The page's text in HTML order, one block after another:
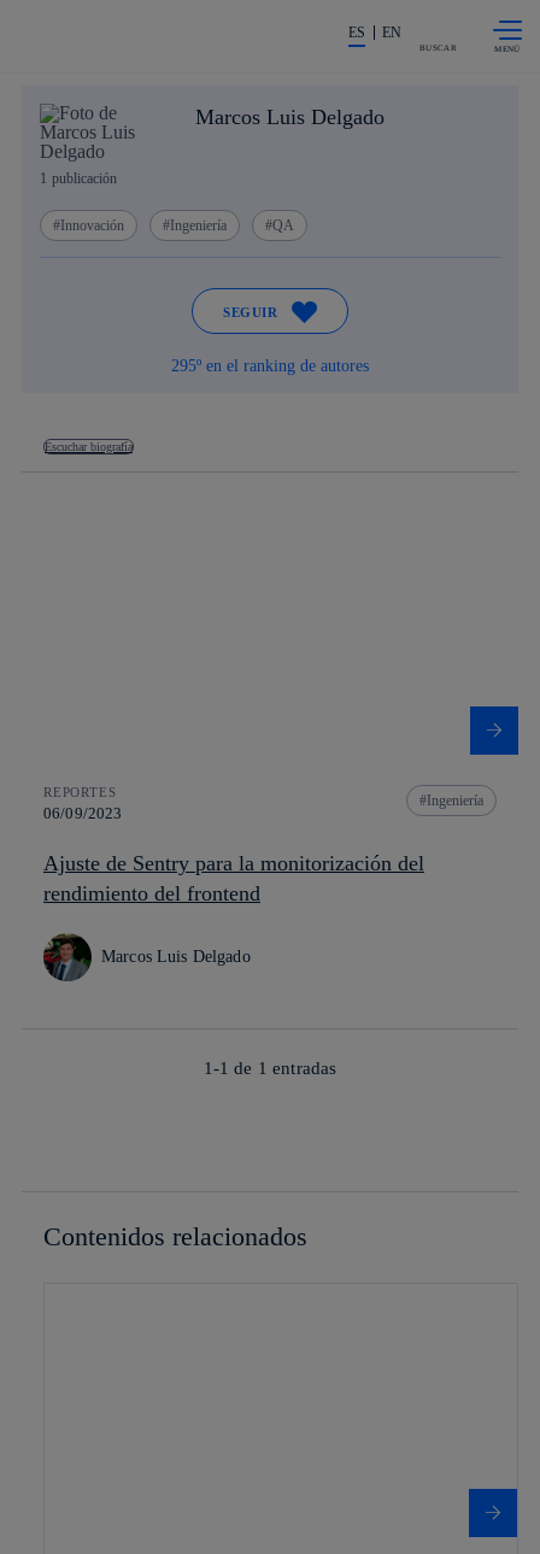
La acción en accionistas e
ES EN
BUSCAR
Marcos Luis Delgado
1 publicación
Innovación Ingeniería QA
SEGUIR
295º en el ranking de autores
Escuchar biografía
REPORTES
06/09/2023
Ingeniería
Ajuste de Sentry para la monitorización del
rendimiento del frontend
Marcos Luis Delgado
1-1 de 1 entradas
Contenidos relacionados